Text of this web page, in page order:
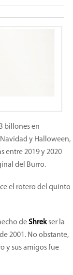
billones en
y Halloween,
entre 2019 y 2020
del Burro.
el rotero del quinto
deShrekser la
2001. No obstante,
y sus amigos fue